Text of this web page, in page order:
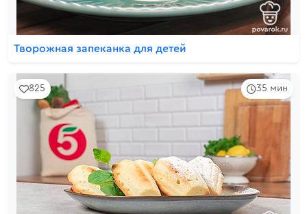
Творожная запеканка для детей
35 мин
825